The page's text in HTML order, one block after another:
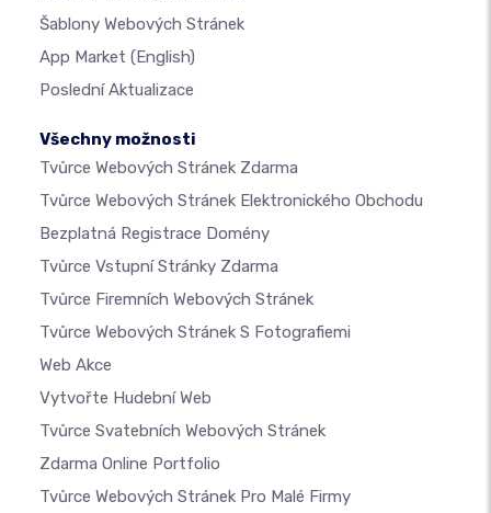
Šablony Webových Stránek
App Market (English)
Poslední Aktualizace
Všechny možnosti
Tvůrce Webových Stránek Zdarma
Tvůrce Webových Stránek Elektronického Obchodu
Bezplatná Registrace Domény
Tvůrce Vstupní Stránky Zdarma
Tvůrce Firemních Webových Stránek
Tvůrce Webových Stránek S Fotografiemi
Web Akce
Vytvořte Hudební Web
Tvůrce Svatebních Webových Stránek
Zdarma Online Portfolio
Tvůrce Webových Stránek Pro Malé Firmy